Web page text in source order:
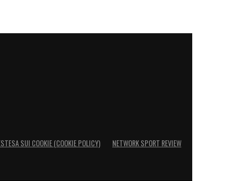
SUI COOKIE (COOKIE POLICY) NETWORK SPORT REVIEW